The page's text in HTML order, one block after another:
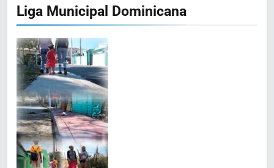
Liga Municipal Dominicana